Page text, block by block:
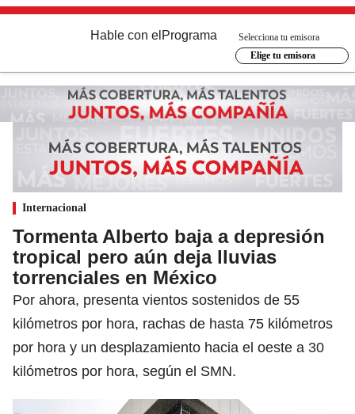
Hable con el Programa
Selecciona tu emisora
Elige tu emisora
Internacional
Tormenta Alberto baja a depresión
tropical pero aún deja lluvias
torrenciales en México
Por ahora, presenta vientos sostenidos de 55
kilómetros por hora, rachas de hasta 75 kilómetros
por hora y un desplazamiento hacia el oeste a 30
kilómetros por hora, según el SMN.